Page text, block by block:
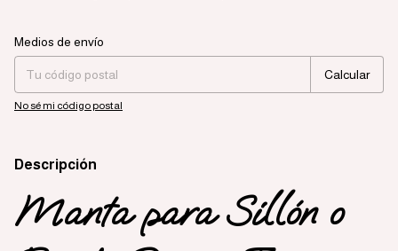
Entregas para el CP:
Medios de envío
Calcular
No sé mi código postal
Descripción
Manta para Sillón o